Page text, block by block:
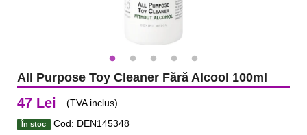
All Purpose Toy Cleaner Fără Alcool 100ml
47 Lei (TVA inclus)
În stoc Cod: DEN145348